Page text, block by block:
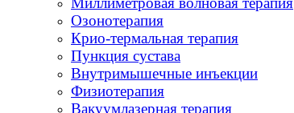
Озонотерапия
Крио-термальная терапия
Пункция сустава
Внутримышечные инъекции
Физиотерапия
Вакуумлазерная терапия